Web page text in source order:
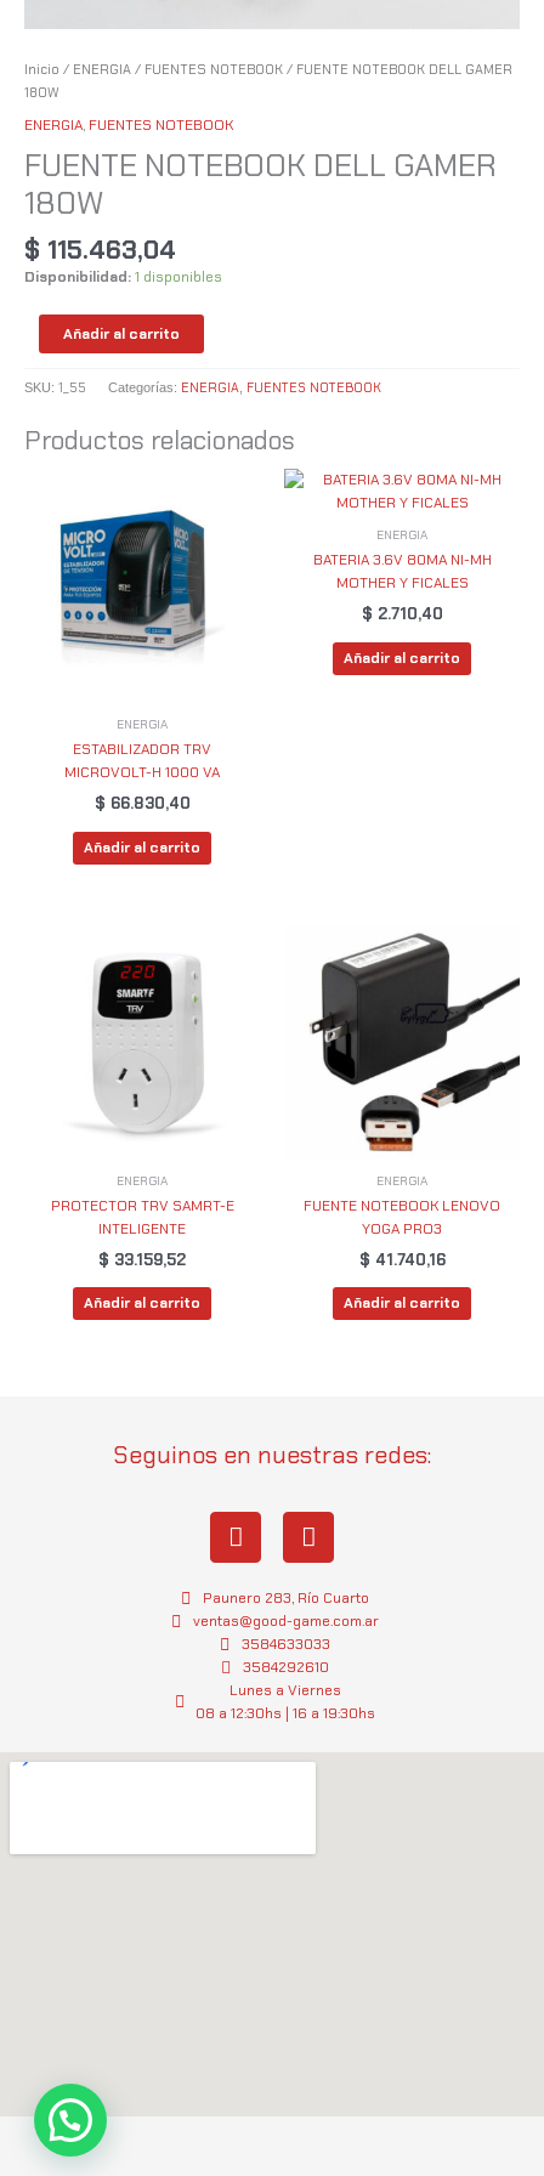
Inicio / ENERGIA / FUENTES NOTEBOOK / FUENTE NOTEBOOK DELL GAMER
180W
ENERGIA, FUENTES NOTEBOOK
FUENTE NOTEBOOK DELL GAMER
180W
$ 115.463,04
Disponibilidad:1 disponibles
Añadir al carrito
SKU: 1_55 Categorías: ENERGIA FUENTES NOTEBOOK
Productos relacionados
ENERGIA
ESTABILIZADOR TRV
MICROVOLT-H 1000 VA
$ 66.830,40
Añadir al carrito
ENERGIA
BATERIA 3.6V 80MA NI-MH
MOTHER Y FICALES
$ 2.710,40
Añadir al carrito
ENERGIA
PROTECTOR TRV SAMRT-E
INTELIGENTE
$ 33.159,52
Añadir al carrito
ENERGIA
FUENTE NOTEBOOK LENOVO
YOGA PRO3
$ 41.740,16
Añadir al carrito
Seguinos en nuestras redes:
I
n
t
a
g
r
a
m
W
h
t
s
a
p
p
Paunero 283, Río Cuarto
ventas@good-game.com.ar
3584633033
3584292610
Lunes a Viernes
08 a 12:30hs | 16 a 19:30hs